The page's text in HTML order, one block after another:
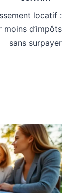
locatif :
moins d’impôts
sans surpayer